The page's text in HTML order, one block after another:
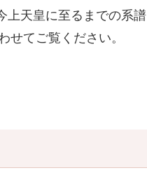
上天皇に至るまでの系譜
せてご覧ください。